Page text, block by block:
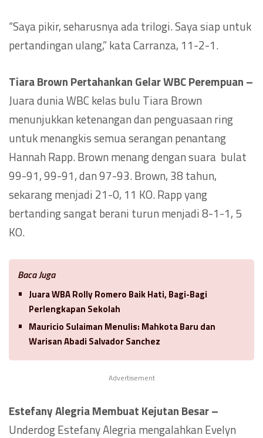
“Saya pikir, seharusnya ada trilogi. Saya siap untuk
pertandingan ulang,” kata Carranza, 11-2-1.
Tiara Brown Pertahankan Gelar WBC Perempuan –
Juara dunia WBC kelas bulu Tiara Brown
menunjukkan ketenangan dan penguasaan ring
untuk menangkis semua serangan penantang
Hannah Rapp. Brown menang dengan suara bulat
99-91, 99-91, dan 97-93. Brown, 38 tahun,
sekarang menjadi 21-0, 11 KO. Rapp yang
bertanding sangat berani turun menjadi 8-1-1, 5
KO.
Baca Juga
Juara WBA Rolly Romero Baik Hati, Bagi-Bagi
Perlengkapan Sekolah
Mauricio Sulaiman Menulis: Mahkota Baru dan
Warisan Abadi Salvador Sanchez
Advertisement
Estefany Alegria Membuat Kejutan Besar –
Underdog Estefany Alegria mengalahkan Evelyn